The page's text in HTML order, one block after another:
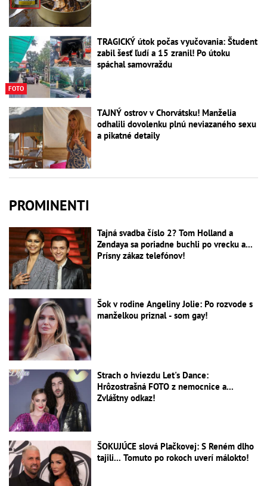
FOTO
TRAGICKÝ útok počas vyučovania: Študent
zabil šesť ľudí a 15 zranil! Po útoku
spáchal samovraždu
TAJNÝ ostrov v Chorvátsku! Manželia
odhalili dovolenku plnú neviazaného sexu
a pikatné detaily
PROMINENTI
Tajná svadba číslo 2? Tom Holland a
Zendaya sa poriadne buchli po vrecku a...
Prísny zákaz telefónov!
Šok v rodine Angeliny Jolie: Po rozvode s
manželkou priznal - som gay!
Strach o hviezdu Let's Dance:
Hrôzostrašná FOTO z nemocnice a...
Zvláštny odkaz!
ŠOKUJÚCE slová Plačkovej: S Reném dlho
tajili... Tomuto po rokoch uverí málokto!